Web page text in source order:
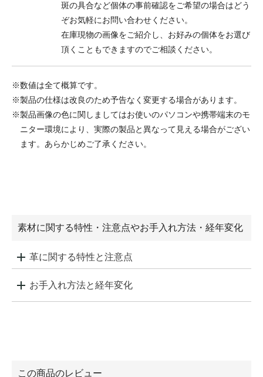
斑の具合など個体の事前確認をご希望の場合はどう
ぞお気軽にお問い合わせください。
在庫現物の画像をご紹介し、お好みの個体をお選び
頂くこともできますのでご相談ください。
※数値は全て概算です。
※製品の仕様は改良のため予告なく変更する場合があります。
※製品画像の色に関しましてはお使いのパソコンや携帯端末のモ
ニター環境により、実際の製品と異なって見える場合がござい
ます。あらかじめご了承ください。
素材に関する特性・注意点やお手入れ方法・経年変化
革に関する特性と注意点
お手入れ方法と経年変化